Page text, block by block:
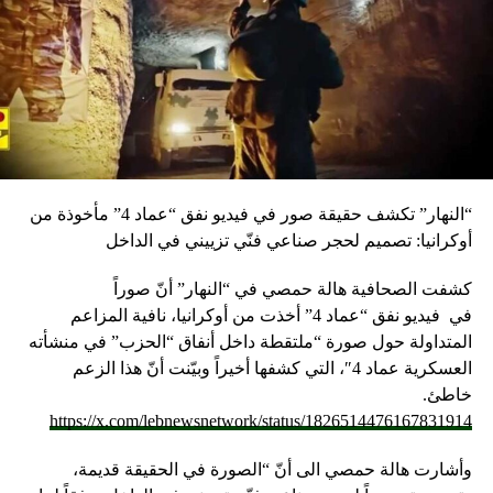
لاسيما ما يتعلق بصلاحيات ومسؤوليات رئاسة الحكومة، وحفاظا
على السلم الأهلي ووحدة الكلمة والصف في هذه المرحلة
الحرجة. الرئيس سعد الحريري متسلحا بموقف داعم من طائفته
يقارب «الإجماع»، حدد موقفه وأعلن بالفم الملآن: «أعرف
صلاحياتي ولا أحد يحدد لي مهلا إلا الدستور اللبناني. أنا الرئيس
المكلف وأنا من يشكل الحكومة. وسيأتي يوم نسمي فيه من
يعرقل التأليف». الحريري الذي يلمح الى «بقّ بحصة» جديدة،
يحرص بالمقابل على الحفاظ على علاقة جيدة مع الرئيس
ميشال عون، ومؤكدا أن الحملة الأخيرة التي تستهدفه لن تثنيه
عن إقامة أفضل العلاقات مع الرئاسة الأولى. ولكن العلاقة بين
عون والحريري أصيبت بشظايا هذا الاشتباك الدائر حول
الصلاحيات والتأليف، ولم تعد في منأى عن أزمة حكومية أضيفت
الى عقدها الثلاث المسيحية والدرزية والسنية عقدتا «الصلاحيات
الرئاسية» و«العلاقة مع النظام السوري»، وبدا أن الحملة
المساندة للحريري موجهة الى عنوان رئيسي هو قصر بعبدا، وأن
الحريري أدخل تعديلا سياسيا على تموضعه ومساره وإن ظل
ملتزما بسقف التسوية الرئاسية.
“النهار” تكشف حقيقة صور في فيديو نفق “عماد 4” مأخوذة من
أوكرانيا: تصميم لحجر صناعي فنّي تزييني في الداخل
كشفت الصحافية هالة حمصي في “النهار” أنّ صوراً
في فيديو
نفق “عماد 4” أخذت من أوكرانيا، نافية المزاعم
المتداولة حول صورة “ملتقطة داخل أنفاق “الحزب” في منشأته
العسكرية عماد 4″، التي كشفها أخيراً وبيّنت أنّ هذا الزعم
خاطئ.
https://x.com/lebnewsnetwork/status/1826514476167831914
وأشارت هالة حمصي الى أنّ “الصورة في الحقيقة قديمة،